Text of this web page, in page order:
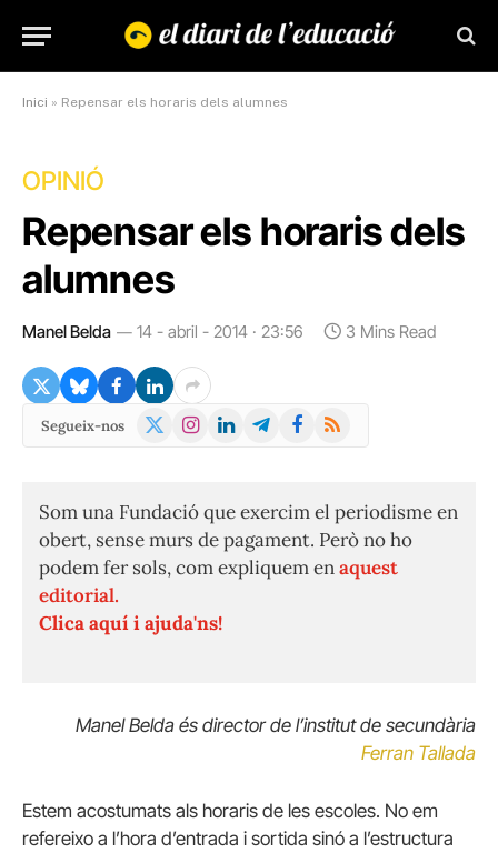
Inici » Repensar els horaris dels alumnes
OPINIÓ
Repensar els horaris dels
alumnes
Manel Belda 14 - abril - 2014 · 23:56 3 Mins Read
Segueix-nos
X
Instagram
LinkedInTelegramFacebook
RSS
Som una Fundació que exercim el periodisme en
obert, sense murs de pagament. Però no ho
podem fer sols, com expliquem enaquest
editorial.
Clica aquí i ajuda'ns!
Manel Belda és director de l’institut de secundària
Ferran Tallada
Estem acostumats als horaris de les escoles. No em
refereixo a l’hora d’entrada i sortida sinó a l’estructura